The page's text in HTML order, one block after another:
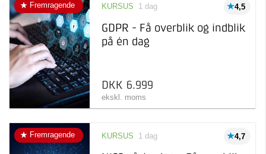
Fremragende 4,5
KURSUS 1 dag
GDPR - Få overblik og indblik
på én dag
DKK 6.999
ekskl. moms
Fremragende 4,7
KURSUS 1 dag